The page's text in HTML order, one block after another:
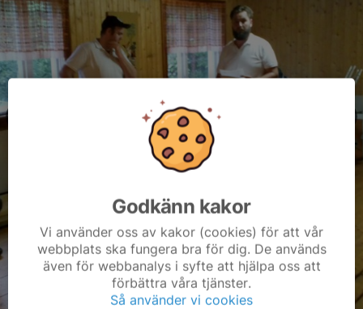
Godkänn kakor
Vi använder oss av kakor (cookies) för att vår
webbplats ska fungera bra för dig. De används
även för webbanalys i syfte att hjälpa oss att
förbättra våra tjänster.
Så använder vi cookies